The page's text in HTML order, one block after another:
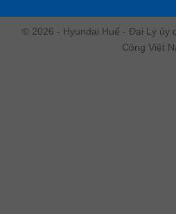
© 2026 - Hyundai Huế - Đại Lý ủy
Công Việt